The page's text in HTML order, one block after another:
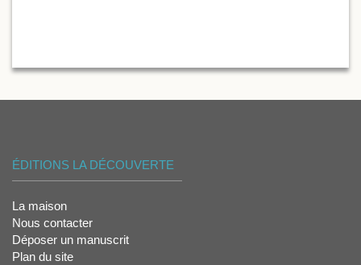
ÉDITIONS LA DÉCOUVERTE
La maison
Nous contacter
Déposer un manuscrit
Plan du site